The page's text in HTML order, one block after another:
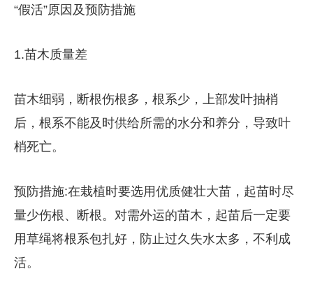
“假活”原因及预防措施
1.苗木质量差
苗木细弱，断根伤根多，根系少，上部发叶抽梢
后，根系不能及时供给所需的水分和养分，导致叶
梢死亡。
预防措施:在栽植时要选用优质健壮大苗，起苗时尽
量少伤根、断根。对需外运的苗木，起苗后一定要
用草绳将根系包扎好，防止过久失水太多，不利成
活。